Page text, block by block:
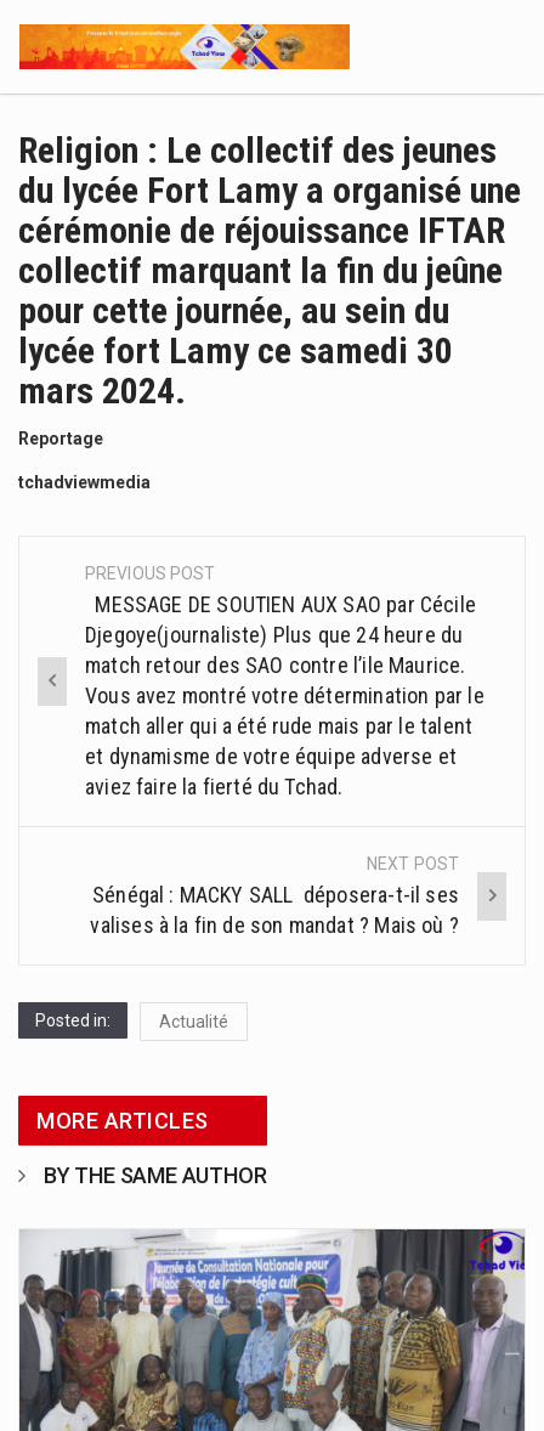
Religion : Le collectif des jeunes
du lycée Fort Lamy a organisé une
cérémonie de réjouissance IFTAR
collectif marquant la fin du jeûne
pour cette journée, au sein du
lycée fort Lamy ce samedi 30
mars 2024.
Reportage
tchadviewmedia
Post
navigation
PREVIOUS POST
MESSAGE DE SOUTIEN AUX SAO par Cécile
Djegoye(journaliste) Plus que 24 heure du
match retour des SAO contre l’ile Maurice.
Vous avez montré votre détermination par le
match aller qui a été rude mais par le talent
et dynamisme de votre équipe adverse et
aviez faire la fierté du Tchad.
NEXT POST
Sénégal : MACKY SALL déposera-t-il ses
valises à la fin de son mandat ? Mais où ?
Posted in: Actualité
MORE ARTICLES
BY THE SAME AUTHOR